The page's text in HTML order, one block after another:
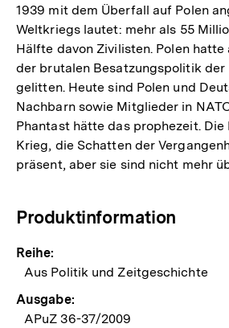
1939 mit dem Überfall auf Polen
Weltkriegs lautet: mehr als 55
Hälfte davon Zivilisten. Polen
der brutalen Besatzungspolitik
gelitten. Heute sind Polen und
Nachbarn sowie Mitglieder in
Phantast hätte das prophezeit. Die
Krieg, die Schatten der
präsent, aber sie sind nicht mehr
Produktinformation
Reihe:
Aus Politik und Zeitgeschichte
Ausgabe:
APuZ 36-37/2009